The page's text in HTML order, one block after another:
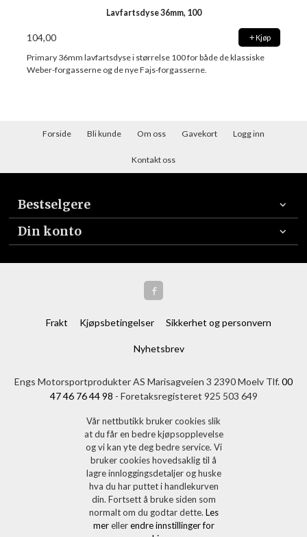
Lavfartsdyse 36mm, 100
104,00 Kjøp
Primary 36mm lavfartsdyse i størrelse 100 for både de klassiske
Weber-forgasserne og de nye Fajs-forgasserne.
Forside Bli kunde Om oss Gavekort Logg inn
Kontakt oss
Bestselgere
Din konto
Frakt Kjøpsbetingelser Sikkerhet og personvern
Nyhetsbrev
Engs Motorsportprodukter AS Marisagveien 3 2390 Moelv Tlf.00
47 46 76 44 98 - Foretaksregisteret 925 503 649
Vår nettbutikk bruker cookies slik
at du får en bedre kjøpsopplevelse
og vi kan yte deg bedre service. Vi
bruker cookies hovedsaklig til å
lagre innloggingsdetaljer og huske
hva du har puttet i handlekurven
din. Fortsett å bruke siden som
normalt om du godtar dette. Les
merellerendre innstillinger for